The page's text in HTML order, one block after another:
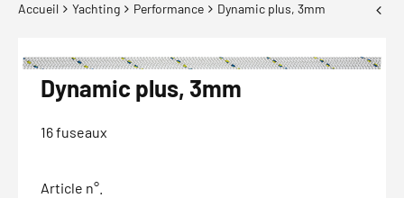
Accueil Yachting Performance Dynamic plus, 3mm
Dynamic plus, 3mm
16 fuseaux
Article n°.